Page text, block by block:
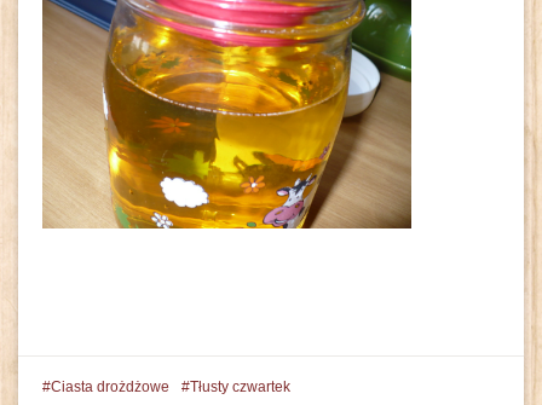
Ciasta drożdżowe Tłusty czwartek